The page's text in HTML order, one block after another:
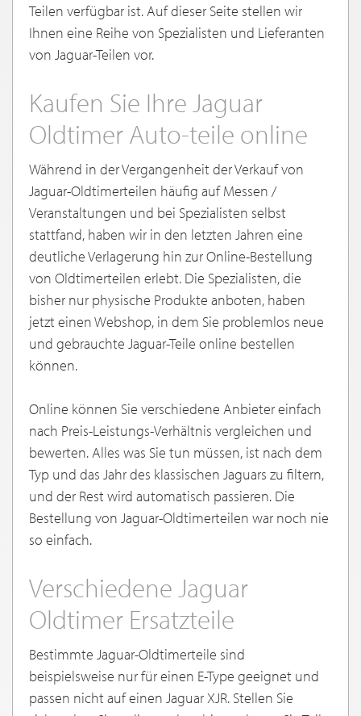
Teilen verfügbar ist. Auf dieser Seite stellen wir
Ihnen eine Reihe von Spezialisten und Lieferanten
von Jaguar-Teilen vor.
Kaufen Sie Ihre Jaguar
Oldtimer Auto-teile online
Während in der Vergangenheit der Verkauf von
Jaguar-Oldtimerteilen häufig auf Messen /
Veranstaltungen und bei Spezialisten selbst
stattfand, haben wir in den letzten Jahren eine
deutliche Verlagerung hin zur Online-Bestellung
von Oldtimerteilen erlebt. Die Spezialisten, die
bisher nur physische Produkte anboten, haben
jetzt einen Webshop, in dem Sie problemlos neue
und gebrauchte Jaguar-Teile online bestellen
können.
Online können Sie verschiedene Anbieter einfach
nach Preis-Leistungs-Verhältnis vergleichen und
bewerten. Alles was Sie tun müssen, ist nach dem
Typ und das Jahr des klassischen Jaguars zu filtern,
und der Rest wird automatisch passieren. Die
Bestellung von Jaguar-Oldtimerteilen war noch nie
so einfach.
Verschiedene Jaguar
Oldtimer Ersatzteile
Bestimmte Jaguar-Oldtimerteile sind
beispielsweise nur für einen E-Type geeignet und
passen nicht auf einen Jaguar XJR. Stellen Sie